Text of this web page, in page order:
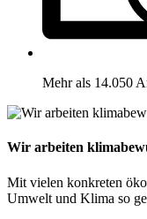
Mehr als 14.050
Wir arbeiten
Mit vielen konkreten
Umwelt und Klima so